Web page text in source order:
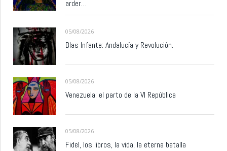
arder…
05/08/2026
Blas Infante: Andalucía y Revolución.
05/08/2026
Venezuela: el parto de la VI República
05/08/2026
Fidel, los libros, la vida, la eterna batalla